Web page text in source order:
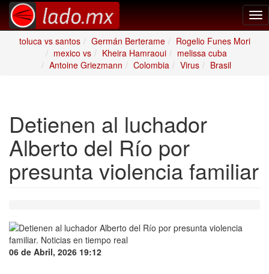
toluca vs santos
Germán Berterame
Rogelio Funes Mori
mexico vs
Kheira Hamraoui
melissa cuba
Antoine Griezmann
Colombia Virus Brasil
Detienen al luchador
Alberto del Río por
presunta violencia familiar
06 de Abril, 2026 19:12